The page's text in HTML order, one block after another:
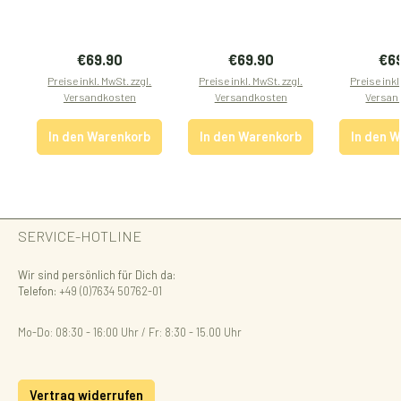
Regulärer Preis:
€69.90
Preise inkl. MwSt. zzgl.
Versandkosten
In den Warenkorb
Regulärer Preis:
€69.90
Preise inkl. MwSt. zzgl.
Versandkosten
In den Warenkorb
Preise
In den
SERVICE-HOTLINE
Wir sind persönlich für Dich da:
Telefon: +49 (0)7634 50762-01
Mo-Do: 08:30 - 16:00 Uhr / Fr: 8:30 - 15.00 Uhr
Vertrag widerrufen